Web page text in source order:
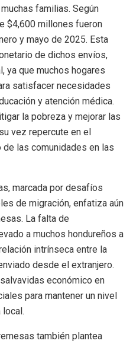
familias. Según
$4,600 millones fueron
y mayo de 2025. Esta
de dichos envíos,
ya que muchos hogares
satisfacer necesidades
y atención médica.
la pobreza y mejorar las
vez repercute en el
las comunidades en las
marcada por desafíos
de migración, enfatiza aún
La falta de
a muchos hondureños a
intrínseca entre la
desde el extranjero.
económico en
para mantener un nivel
también plantea